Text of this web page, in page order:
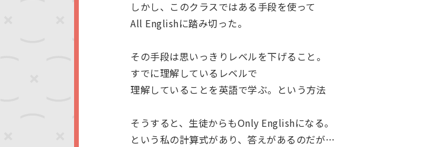
しかし、このクラスではある手段を使って
All Englishに踏み切った。
その手段は思いっきりレベルを下げること。
すでに理解しているレベルで
理解していることを英語で学ぶ。という方法
そうすると、生徒からもOnly Englishになる。
という私の計算式があり、答えがあるのだが…